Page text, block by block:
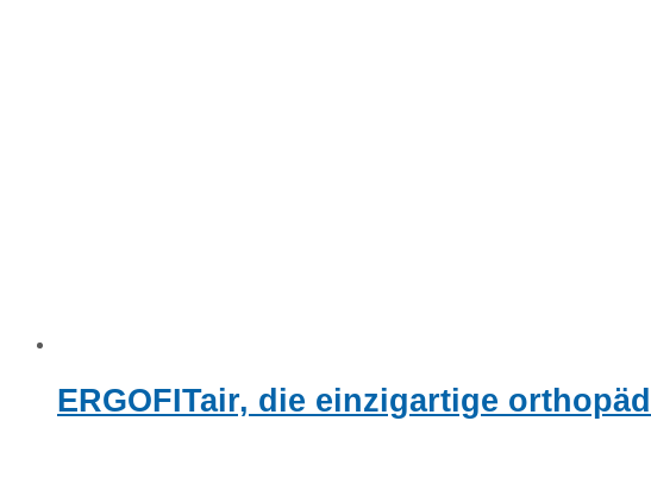
ERGOFITair, die einzigartige